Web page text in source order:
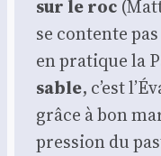
sur le roc
se contente
en pra­tique la
sable, c’est
grâce à bon
pres­sion du